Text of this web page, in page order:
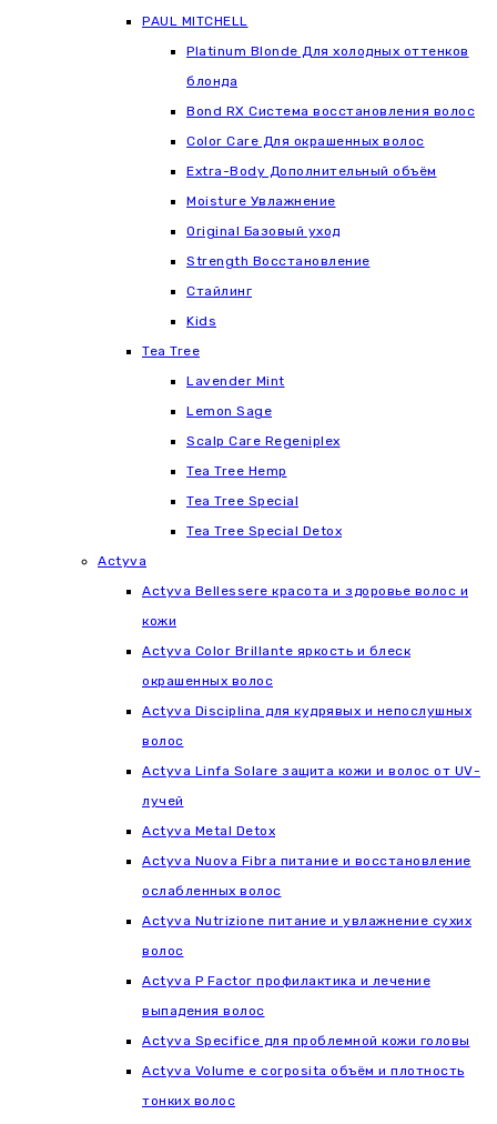
РАUL МITCHELL
Platinum Blonde Для холодных оттенков
блонда
Bond RX Система восстановления волос
Color Care Для окрашенных волос
Extra-Body Дополнительный объём
Moisture Увлажнение
Original Базовый уход
Strength Восстановление
Стайлинг
Kids
Tea Tree
Lavender Mint
Lemon Sage
Scalp Care Regeniplex
Tea Tree Hemp
Tea Tree Special
Tea Tree Special Detox
Actyva
Actyva Bellessere красота и здоровье волос и
кожи
Actyva Color Brillante яркость и блеск
окрашенных волос
Actyva Disciplina для кудрявых и непослушных
волос
Actyva Linfa Solare защита кожи и волос от UV-
лучей
Actyva Metal Detox
Actyva Nuova Fibra питание и восстановление
ослабленных волос
Actyva Nutrizione питание и увлажнение сухих
волос
Actyva P Factor профилактика и лечение
выпадения волос
Actyva Specifice для проблемной кожи головы
Actyva Volume e corposita объём и плотность
тонких волос